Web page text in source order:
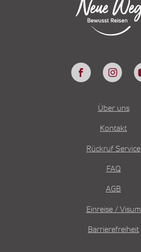
Über uns
Kontakt
Rückruf Service
FAQ
AGB
Einreise / Visum
Barrierefreiheit